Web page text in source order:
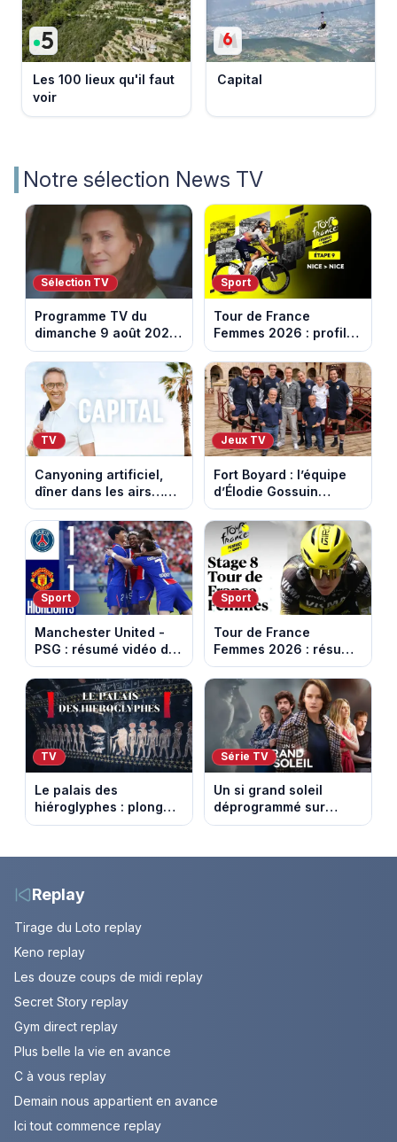
Les 100 lieux qu'il faut
voir
Capital
Notre sélection News TV
Sélection TV
Programme TV du
dimanche 9 août 2026
: notre sélection pour
votre soirée télé
Sport
Tour de France
Femmes 2026 : profil
et horaires de la
dernière étape à Nice
TV
Canyoning artificiel,
dîner dans les airs…
les loisirs les plus fous
passés au crible dans
Capital
Jeux TV
Fort Boyard : l’équipe
d’Élodie Gossuin
termine avec une belle
somme pour l'Unicef et
le Refuge
Sport
Manchester United -
PSG : résumé vidéo du
match amical du 8 août
2026
Sport
Tour de France
Femmes 2026 : résumé
vidéo de la 9e étape
entre Sisteron et Nice
TV
Le palais des
hiéroglyphes : plongez
dans la tombe
les archéologues
Série TV
Un si grand soleil
déprogrammé sur
France 3 : cinq
diffusés le 13 août
Replay
Tirage du Loto replay
Keno replay
Les douze coups de midi replay
Secret Story replay
Gym direct replay
Plus belle la vie en avance
C à vous replay
Demain nous appartient en avance
Ici tout commence replay